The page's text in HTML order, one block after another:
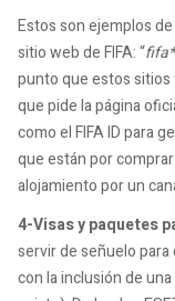
Estos son ejemplos
sitio web de FIFA: “
punto que estos
que pide la página
como el FIFA ID para
que están por
alojamiento por un
4-Visas y paquetes
servir de señuelo
con la inclusión de